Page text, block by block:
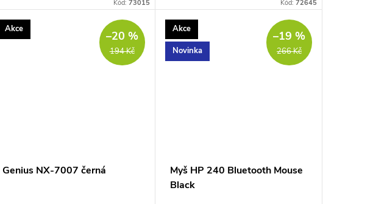
Kód: 73015
citlivost...
Kód: 72645
Akce
194 Kč
–20 %
Genius NX-7007 černá
Akce
Novinka
266 Kč
–19 %
Myš HP 240 Bluetooth Mouse
Black